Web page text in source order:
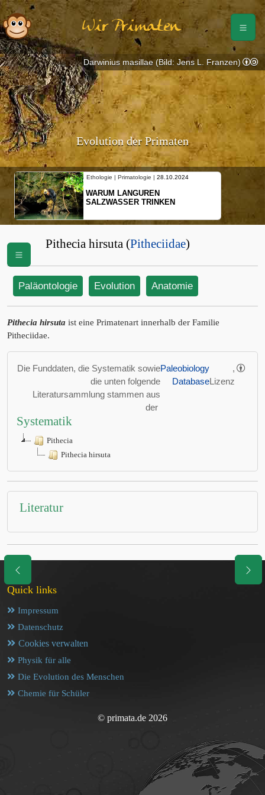
Wir Primaten
Evolution der Primaten
Ethologie | Primatologie | 28.10.2024
WARUM LANGUREN
SALZWASSER TRINKEN
Darwinius masillae (Bild: Jens L. Franzen)
Pithecia hirsuta (Pitheciidae)
Paläontologie Evolution Anatomie
Pithecia hirsuta ist eine Primatenart innerhalb der Familie
Pitheciidae.
Die Funddaten, die Systematik sowie
die unten folgende
Literatursammlung stammen aus
der
Paleobiology
Database
,
Lizenz
Systematik
Pithecia
Pithecia hirsuta
Literatur
Quick links
Impressum
Datenschutz
Cookies verwalten
Physik für alle
Die Evolution des Menschen
Chemie für Schüler
© primata.de 2026